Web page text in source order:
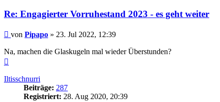
Re: Engagierter Vorruhestand 2023 - es geht weiter
Beitrag
von Pipapo » 23. Jul 2022, 12:39
Na, machen die Glaskugeln mal wieder Überstunden?
Iltisschnurri
Beiträge: 287
Registriert: 28. Aug 2020, 20:39